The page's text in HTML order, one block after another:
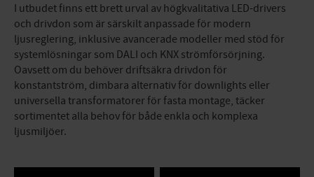
I utbudet finns ett brett urval av högkvalitativa LED-drivers
och drivdon som är särskilt anpassade för modern
ljusreglering, inklusive avancerade modeller med stöd för
systemlösningar som DALI och KNX strömförsörjning.
Oavsett om du behöver driftsäkra drivdon för
konstantström, dimbara alternativ för downlights eller
universella transformatorer för fasta montage, täcker
sortimentet alla behov för både enkla och komplexa
ljusmiljöer.